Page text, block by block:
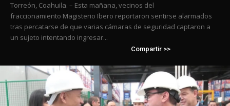
Torreón, Coahuila. – Esta mañana, vecinos del
fraccionamiento Magisterio Ibero reportaron sentirse alarmados
tras percatarse de que varias cámaras de seguridad captaron a
un sujeto intentando ingresar...
Compartir >>